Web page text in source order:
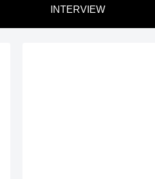
INTERVIEW